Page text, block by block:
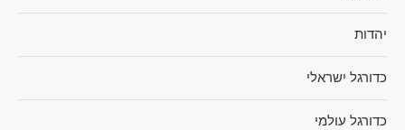
יהדות
כדורגל ישראלי
כדורגל עולמי